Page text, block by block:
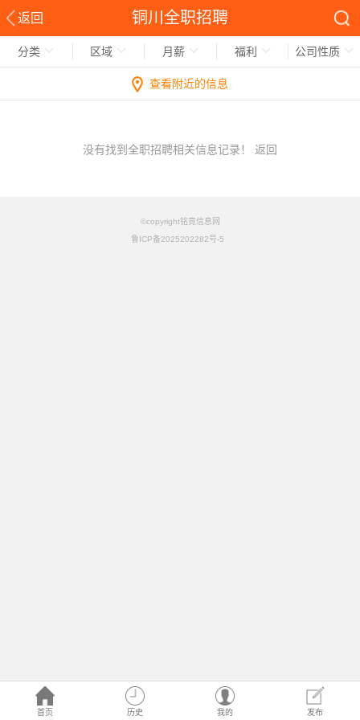
返回 铜川全职招聘
首页 历史 我的 发布
分类 区域 月薪 福利 公司性质
查看附近的信息
没有找到全职招聘相关信息记录！ 返回
©copyright铭竟信息网
鲁ICP备2025202282号-5